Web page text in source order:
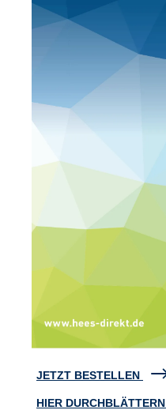
JETZT BESTELLEN
HIER DURCHBLÄTTERN